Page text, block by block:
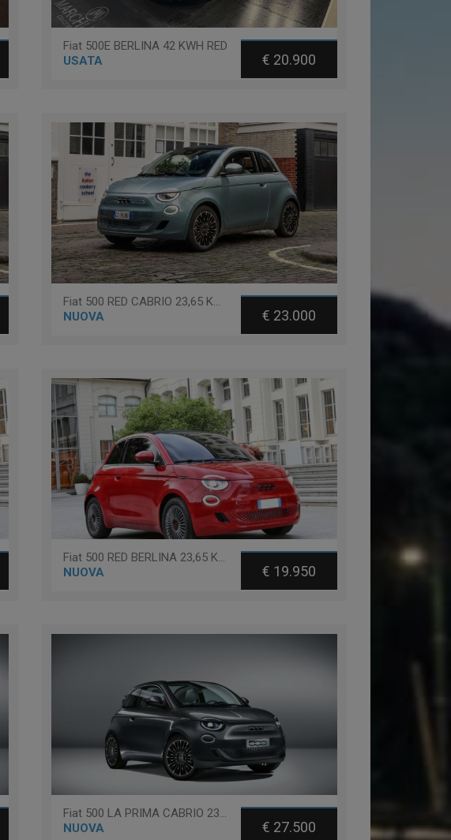
Fiat 500E BERLINA 42 KWH RED
USATA
€ 20.900
Fiat 500 RED CABRIO 23,65 KWH
NUOVA
€ 23.000
Fiat 500 RED BERLINA 23,65 KWH
NUOVA
€ 19.950
Fiat 500 LA PRIMA CABRIO 23,65 KWH
NUOVA
€ 27.500